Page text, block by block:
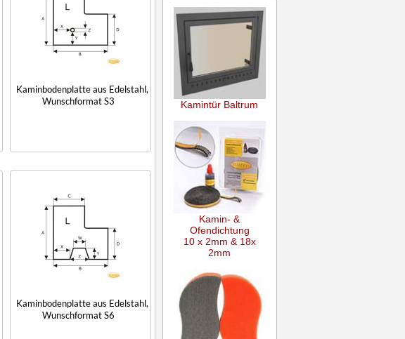
Kaminbodenplatte aus Edelstahl,
Wunschformat S3
Kaminbodenplatte aus Edelstahl,
Wunschformat S6
Kamintür Baltrum
Kamin- &
Ofendichtung
10 x 2mm & 18x
2mm